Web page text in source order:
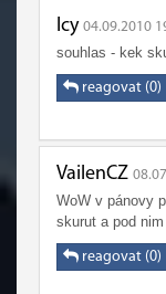
Icy 04.09.2010
souhlas - kek
reagovat (0)
VailenCZ
WoW v pánovy
skurut a pod
reagovat (0)